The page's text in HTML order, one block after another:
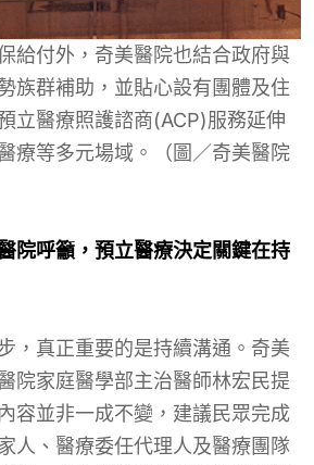
給付外，奇美醫院也結合政府與
族群補助，並貼心設有團體及住
立醫療照護諮商(ACP)服務延伸
療等多元場域。（圖／奇美醫院
院呼籲，預立醫療決定關鍵在持
，真正重要的是持續溝通。奇美
院家庭醫學部主治醫師林宏民提
容並非一成不變，建議民眾完成
人、醫療委任代理人及醫療團隊